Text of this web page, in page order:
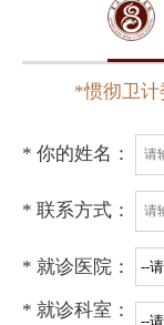
*惯彻卫计
* 你的姓名：
* 联系方式：
* 就诊医院：
* 就诊科室：